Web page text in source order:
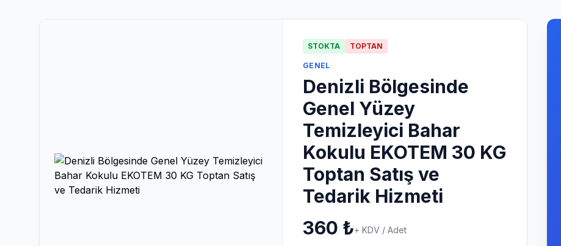
STOKTA TOPTAN
GENEL
Denizli Bölgesinde
Genel Yüzey
Temizleyici Bahar
Kokulu EKOTEM 30 KG
Toptan Satış ve
Tedarik Hizmeti
360 ₺+ KDV / Adet